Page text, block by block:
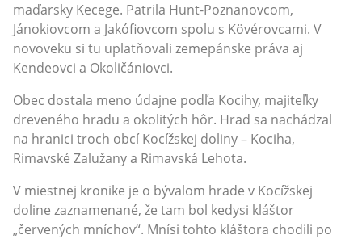
maďarsky Kecege. Patrila Hunt-Poznanovcom,
Jánokiovcom a Jakófiovcom spolu s Kövérovcami. V
novoveku si tu uplatňovali zemepánske práva aj
Kendeovci a Okoličániovci.
Obec dostala meno údajne podľa Kocihy, majiteľky
dreveného hradu a okolitých hôr. Hrad sa nachádzal
na hranici troch obcí Kocížskej doliny – Kociha,
Rimavské Zalužany a Rimavská Lehota.
V miestnej kronike je o bývalom hrade v Kocížskej
doline zaznamenané, že tam bol kedysi kláštor
„červených mníchov“. Mnísi tohto kláštora chodili po